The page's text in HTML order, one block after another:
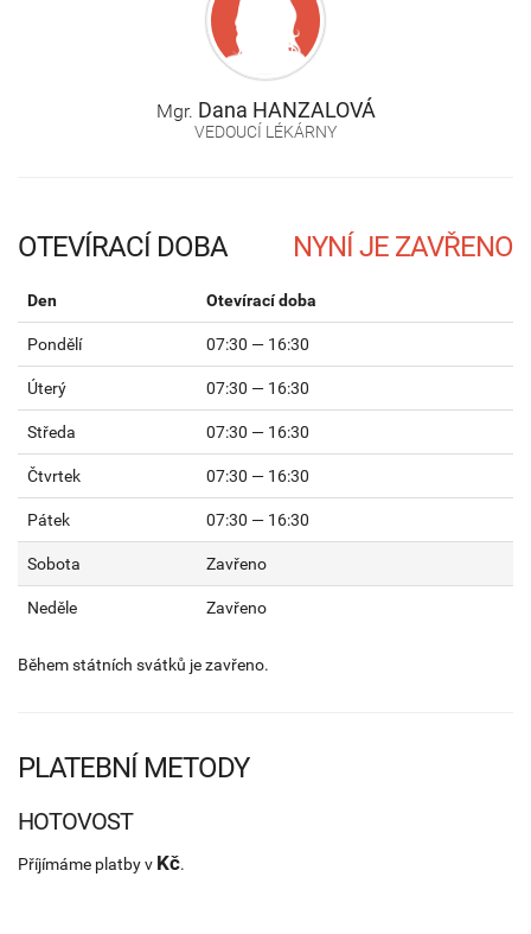
Mgr. Dana HANZALOVÁ
VEDOUCÍ LÉKÁRNY
OTEVÍRACÍ DOBA
Den Otevírací doba
Pondělí 07:30 — 16:30
Úterý 07:30 — 16:30
Středa 07:30 — 16:30
Čtvrtek 07:30 — 16:30
Pátek 07:30 — 16:30
Sobota Zavřeno
Neděle Zavřeno
Během státních svátků je zavřeno.
PLATEBNÍ METODY
HOTOVOST
Příjímáme platby v Kč.